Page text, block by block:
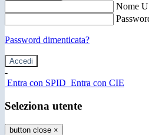
Nome
Password dimenticata?
-
Entra con SPID Entra con CIE
Seleziona utente
button close ×